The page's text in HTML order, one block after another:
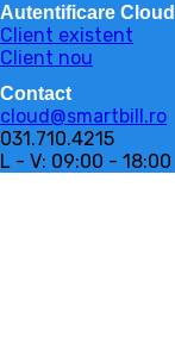
Autentificare Cloud
Client existent
Client nou
Contact
cloud@smartbill.ro
031.710.4215
L - V: 09:00 - 18:00